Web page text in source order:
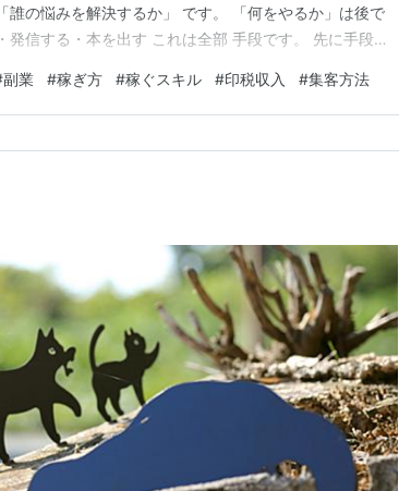
誰の悩みを解決するか」 です。 「何をやるか」は後で
発信する・本を出す これは全部 手段です。 先に手段を
。 例えるとこんな感じ 料理で考えてみてください。
副業 #稼ぎ方 #稼ぐスキル #印税収入 #集客方法